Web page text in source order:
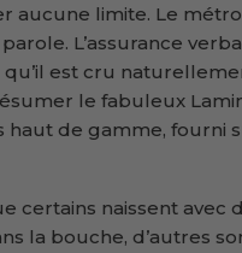
aucune limite. Le
L’assurance
est cru
le fabuleux
haut de gamme, fourni
certains naissent avec
la bouche, d’autres